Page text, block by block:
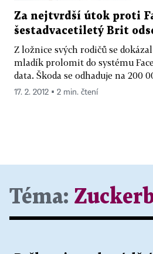
Za nejtvrdší útok proti
šestadvacetiletý Brit
Z ložnice svých rodičů se
mladík prolomit do systému
data. Škoda se odhaduje na 200
17. 2. 2012 ▪ 2 min. čtení
Téma: